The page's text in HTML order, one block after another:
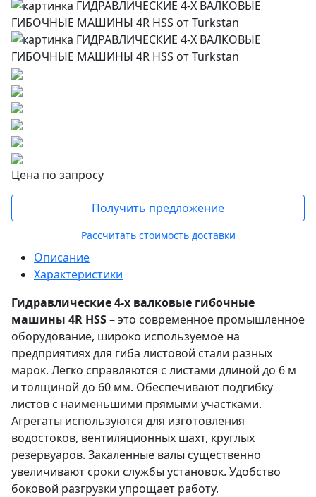
Цена по запросу
Получить предложение
Рассчитать стоимость доставки
Описание
Характеристики
Гидравлические 4-х валковые гибочные
машины 4R HSS– это современное промышленное
оборудование, широко используемое на
предприятиях для гиба листовой стали разных
марок. Легко справляются с листами длиной до 6 м
и толщиной до 60 мм. Обеспечивают подгибку
листов с наименьшими прямыми участками.
Агрегаты используются для изготовления
водостоков, вентиляционных шахт, круглых
резервуаров. Закаленные валы существенно
увеличивают сроки службы установок. Удобство
боковой разгрузки упрощает работу.